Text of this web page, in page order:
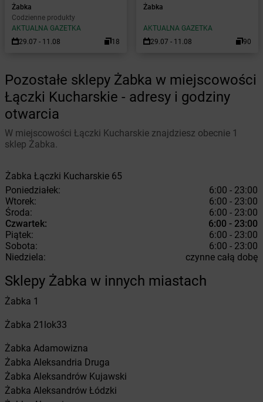
Żabka
Codzienne produkty
AKTUALNA GAZETKA
29.07 - 11.08
18
Żabka
AKTUALNA GAZETKA
29.07 - 11.08
90
Pozostałe sklepy Żabka w miejscowości
Łączki Kucharskie - adresy i godziny
otwarcia
W miejscowości Łączki Kucharskie znajdziesz obecnie 1
sklep Żabka.
Żabka Łączki Kucharskie 65
Poniedziałek:
6:00 - 23:00
Wtorek:
6:00 - 23:00
Środa:
6:00 - 23:00
Czwartek:
6:00 - 23:00
Piątek:
6:00 - 23:00
Sobota:
6:00 - 23:00
Niedziela:
czynne całą dobę
Sklepy Żabka w innych miastach
Żabka 1
Żabka 21lok33
Żabka Adamowizna
Żabka Aleksandria Druga
Żabka Aleksandrów Kujawski
Żabka Aleksandrów Łódzki